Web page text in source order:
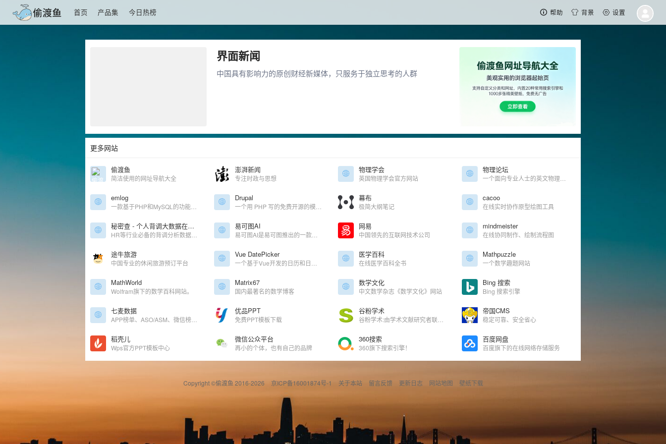
首页 产品集 今日热榜 帮助 背景 设置
界面新闻
中国具有影响力的原创财经新媒体，只服务于独立思考的人群
更多网站
偷渡鱼
简洁使用的网址导航大全
澎湃新闻
专注时政与思想
物理学会
英国物理学会官方网站
物理论坛
emlog Drupal 幕布
极简大纲笔记
cacoo
在线实时协作原型绘图工具
秘密查 - 个人背调大数据在线查询报告网站 易可图AI 网易
中国领先的互联网技术公司
mindmeister
在线协同制作、绘制流程图
途牛旅游
中国专业的休闲旅游预订平台
Vue DatePicker 医学百科
在线医学百科全书
Mathpuzzle
一个数学趣题网站
MathWorld
Wolfram旗下的数学百科网站。
Matrix67
国内最著名的数学博客
数学文化
中文数学杂志《数学文化》网站
Bing 搜索
Bing 搜索引擎
七麦数据 优品PPT
免费PPT模板下载
谷粉学术 帝国CMS
稳定可靠、安全省心
稻壳儿
Wps官方PPT模板中心
微信公众平台
再小的个体，也有自己的品牌
360搜索
360旗下搜索引擎！
百度网盘
百度旗下的在线网络存储服务
Copyright ©偷渡鱼 2016-2026 京ICP备16001874号-1 关于本站 留言反馈 更新日志 网站地图 壁纸下载